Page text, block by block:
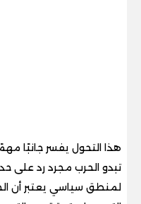
هذا التحول يفسر جانبًا
تبدو الحرب مجرد رد على
لمنطق سياسي يعتبر أن